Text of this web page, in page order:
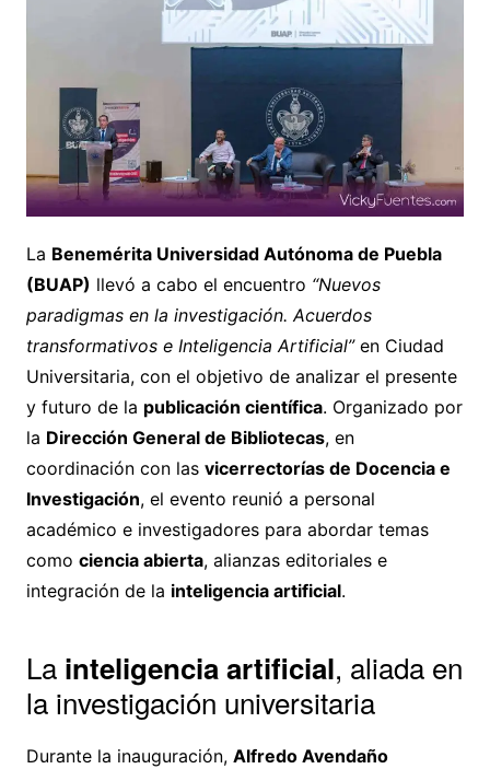
La Benemérita Universidad Autónoma de Puebla
(BUAP) llevó a cabo el encuentro “Nuevos
paradigmas en la investigación. Acuerdos
transformativos e Inteligencia Artificial”en Ciudad
Universitaria, con el objetivo de analizar el presente
y futuro de la publicación científica. Organizado por
la Dirección General de Bibliotecas, en
coordinación con las vicerrectorías de Docencia e
Investigación, el evento reunió a personal
académico e investigadores para abordar temas
como ciencia abierta, alianzas editoriales e
integración de la inteligencia artificial.
La inteligencia artificial, aliada en
la investigación universitaria
Durante la inauguración, Alfredo Avendaño